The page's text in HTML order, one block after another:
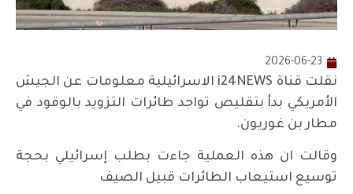
2026-06-23
نقلت قناة i24NEWS الاسرائيلية معلومات عن الجيش
الأمريكي بدأ بتقليص تواجد طائرات التزويد بالوقود في
مطار بن غوريون.
وقالت ان هذه العملية جاءت بطلب إسرائيلي بحجة
توسيع استيعاب الطائرات قبيل الصيف